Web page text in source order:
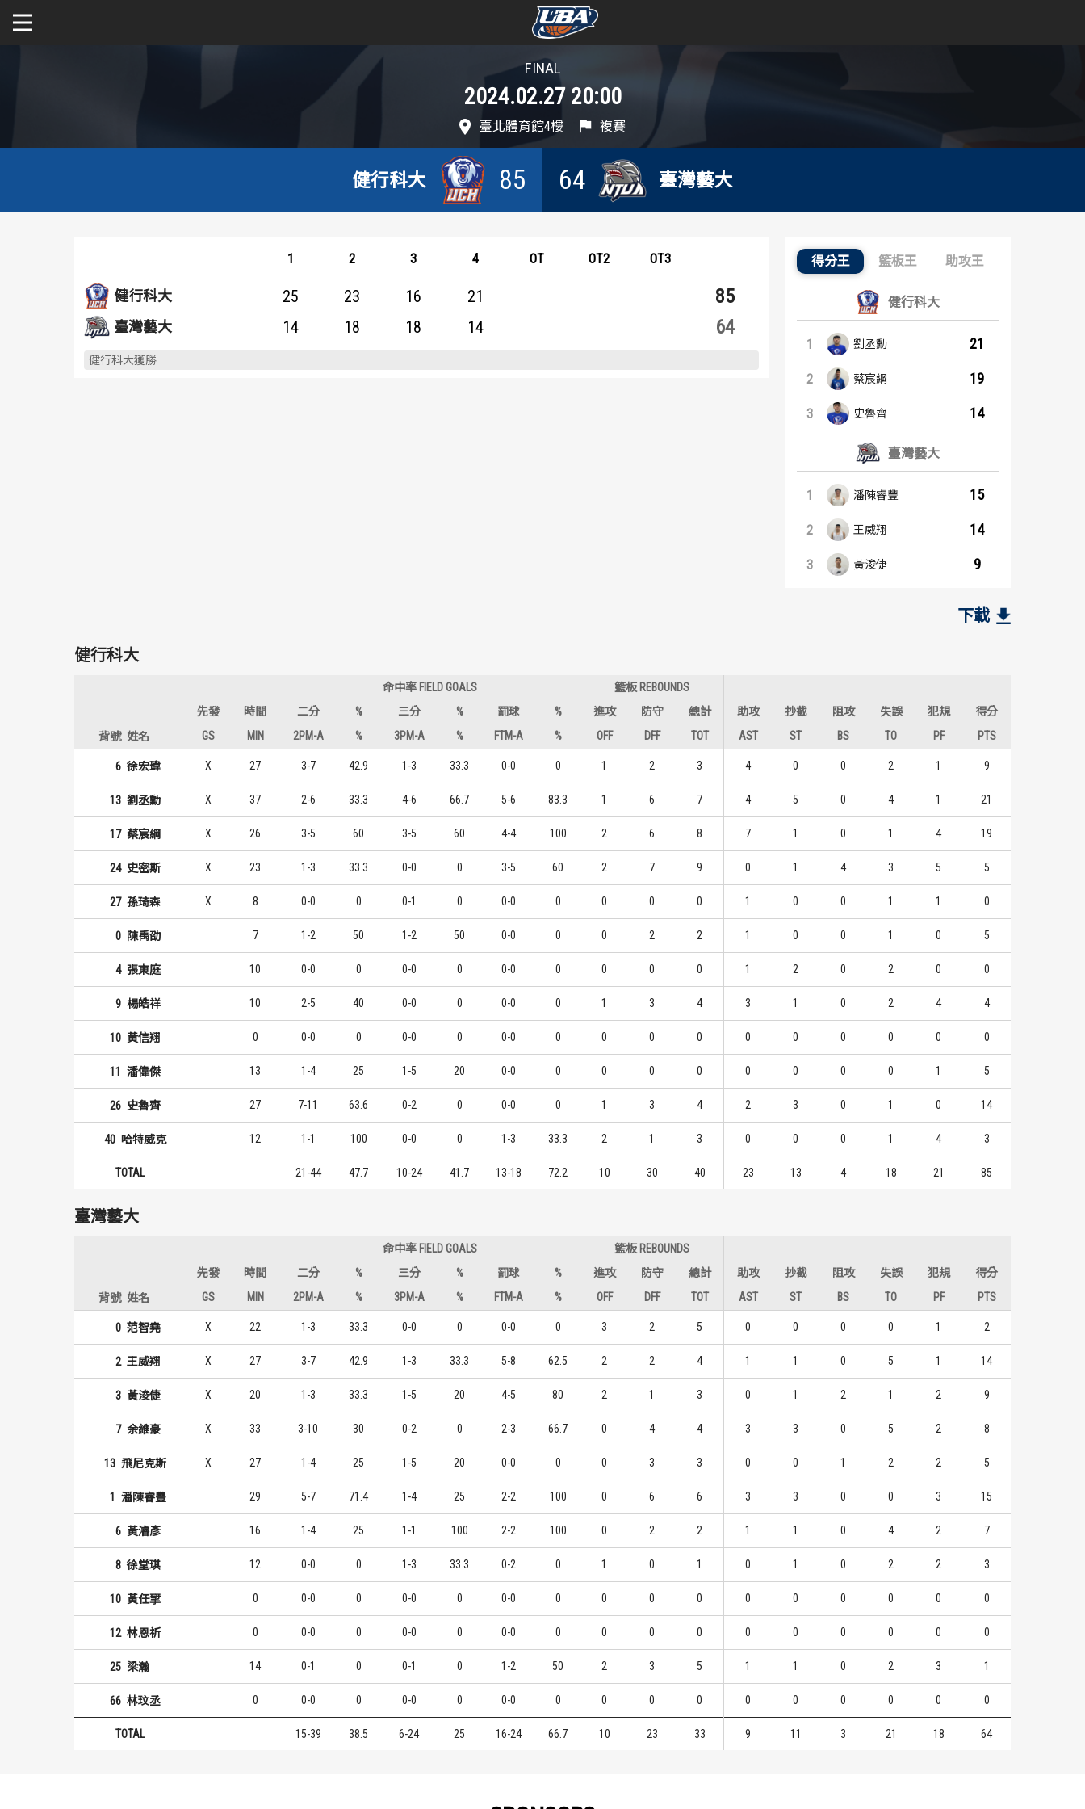
戰績排行
戰績排行
FINAL
2024.02.27 20:00
臺北體育館4樓 複賽
健行科大 85 臺灣藝大
64
1 2 3 4 OT OT2 OT3
健行科大 25 23 16 21
85
64
14 18 18 14
臺灣藝大
健行科大獲勝
得分王 籃板王 助攻王
得分王：內容起點
健行科大
1 劉丞勳 21
2 蔡宸綱 19
3 史魯齊 14
臺灣藝大
1 潘陳睿豐 15
2 王威翔 14
3 黃浚倢 9
3 劉丞勳 7
潘陳睿豐
2 劉丞勳 4
潘陳睿豐
下載
健行科大
命中率 FIELD GOALS
籃板 REBOUNDS
先發
時間 二分 % 三分 % 罰球 % 進攻 防守 總計 助攻 抄截 阻攻 失誤 犯規
得分
背號 姓名 GS MIN 2PM-A % 3PM-A % FTM-A % OFF DFF TOT AST ST BS TO PF PTS
6 徐宏瑋 X 27 3-7 42.9 1-3 33.3 0-0 0 1 2 3 4 0 0 2 1 9
13 劉丞勳 X 37 2-6 33.3 4-6 66.7 5-6 83.3 1 6 7 4 5 0 4 1 21
17 蔡宸綱 X 26 3-5 60 3-5 60 4-4 100 2 6 8 7 1 0 1 4 19
24 史密斯 X 23 1-3 33.3 0-0 0 3-5 60 2 7 9 0 1 4 3 5 5
27 孫琦森 X 8 0-0 0 0-1 0 0-0 0 0 0 0 1 0 0 1 1 0
0 陳禹劭 7 1-2 50 1-2 50 0-0 0 0 2 2 1 0 0 1 0 5
4 張東庭 10 0-0 0 0-0 0 0-0 0 0 0 0 1 2 0 2 0 0
9 楊皓祥 10 2-5 40 0-0 0 0-0 0 1 3 4 3 1 0 2 4 4
10 黃信翔 0 0-0 0 0-0 0 0-0 0 0 0 0 0 0 0 0 0 0
11 潘偉傑 13 1-4 25 1-5 20 0-0 0 0 0 0 0 0 0 0 1 5
26 史魯齊 27 7-11 63.6 0-2 0 0-0 0 1 3 4 2 3 0 1 0 14
40 哈特威克 12 1-1 100 0-0 0 1-3 33.3 2 1 3 0 0 0 1 4 3
TOTAL 21-44 47.7 10-24 41.7 13-18 72.2 10 30 40 23 13 4 18 21 85
臺灣藝大
命中率 FIELD GOALS
籃板 REBOUNDS
先發
時間 二分 % 三分 % 罰球 % 進攻 防守 總計 助攻 抄截 阻攻 失誤 犯規
得分
背號 姓名 GS MIN 2PM-A % 3PM-A % FTM-A % OFF DFF TOT AST ST BS TO PF PTS
0 范智堯 X 22 1-3 33.3 0-0 0 0-0 0 3 2 5 0 0 0 0 1 2
2 王威翔 X 27 3-7 42.9 1-3 33.3 5-8 62.5 2 2 4 1 1 0 5 1 14
3 黃浚倢 X 20 1-3 33.3 1-5 20 4-5 80 2 1 3 0 1 2 1 2 9
7 余維豪 X 33 3-10 30 0-2 0 2-3 66.7 0 4 4 3 3 0 5 2 8
13 飛尼克斯 X 27 1-4 25 1-5 20 0-0 0 0 3 3 0 0 1 2 2 5
1 潘陳睿豐 29 5-7 71.4 1-4 25 2-2 100 0 6 6 3 3 0 0 3 15
6 黃濬彥 16 1-4 25 1-1 100 2-2 100 0 2 2 1 1 0 4 2 7
8 徐堂琪 12 0-0 0 1-3 33.3 0-2 0 1 0 1 0 1 0 2 2 3
10 黃任揅 0 0-0 0 0-0 0 0-0 0 0 0 0 0 0 0 0 0 0
12 林恩祈 0 0-0 0 0-0 0 0-0 0 0 0 0 0 0 0 0 0 0
25 梁瀚 14 0-1 0 0-1 0 1-2 50 2 3 5 1 1 0 2 3 1
66 林玟丞 0 0-0 0 0-0 0 0-0 0 0 0 0 0 0 0 0 0 0
TOTAL 15-39 38.5 6-24 25 16-24 66.7 10 23 33 9 11 3 21 18 64